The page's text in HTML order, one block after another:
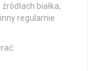
białka,
regularnie